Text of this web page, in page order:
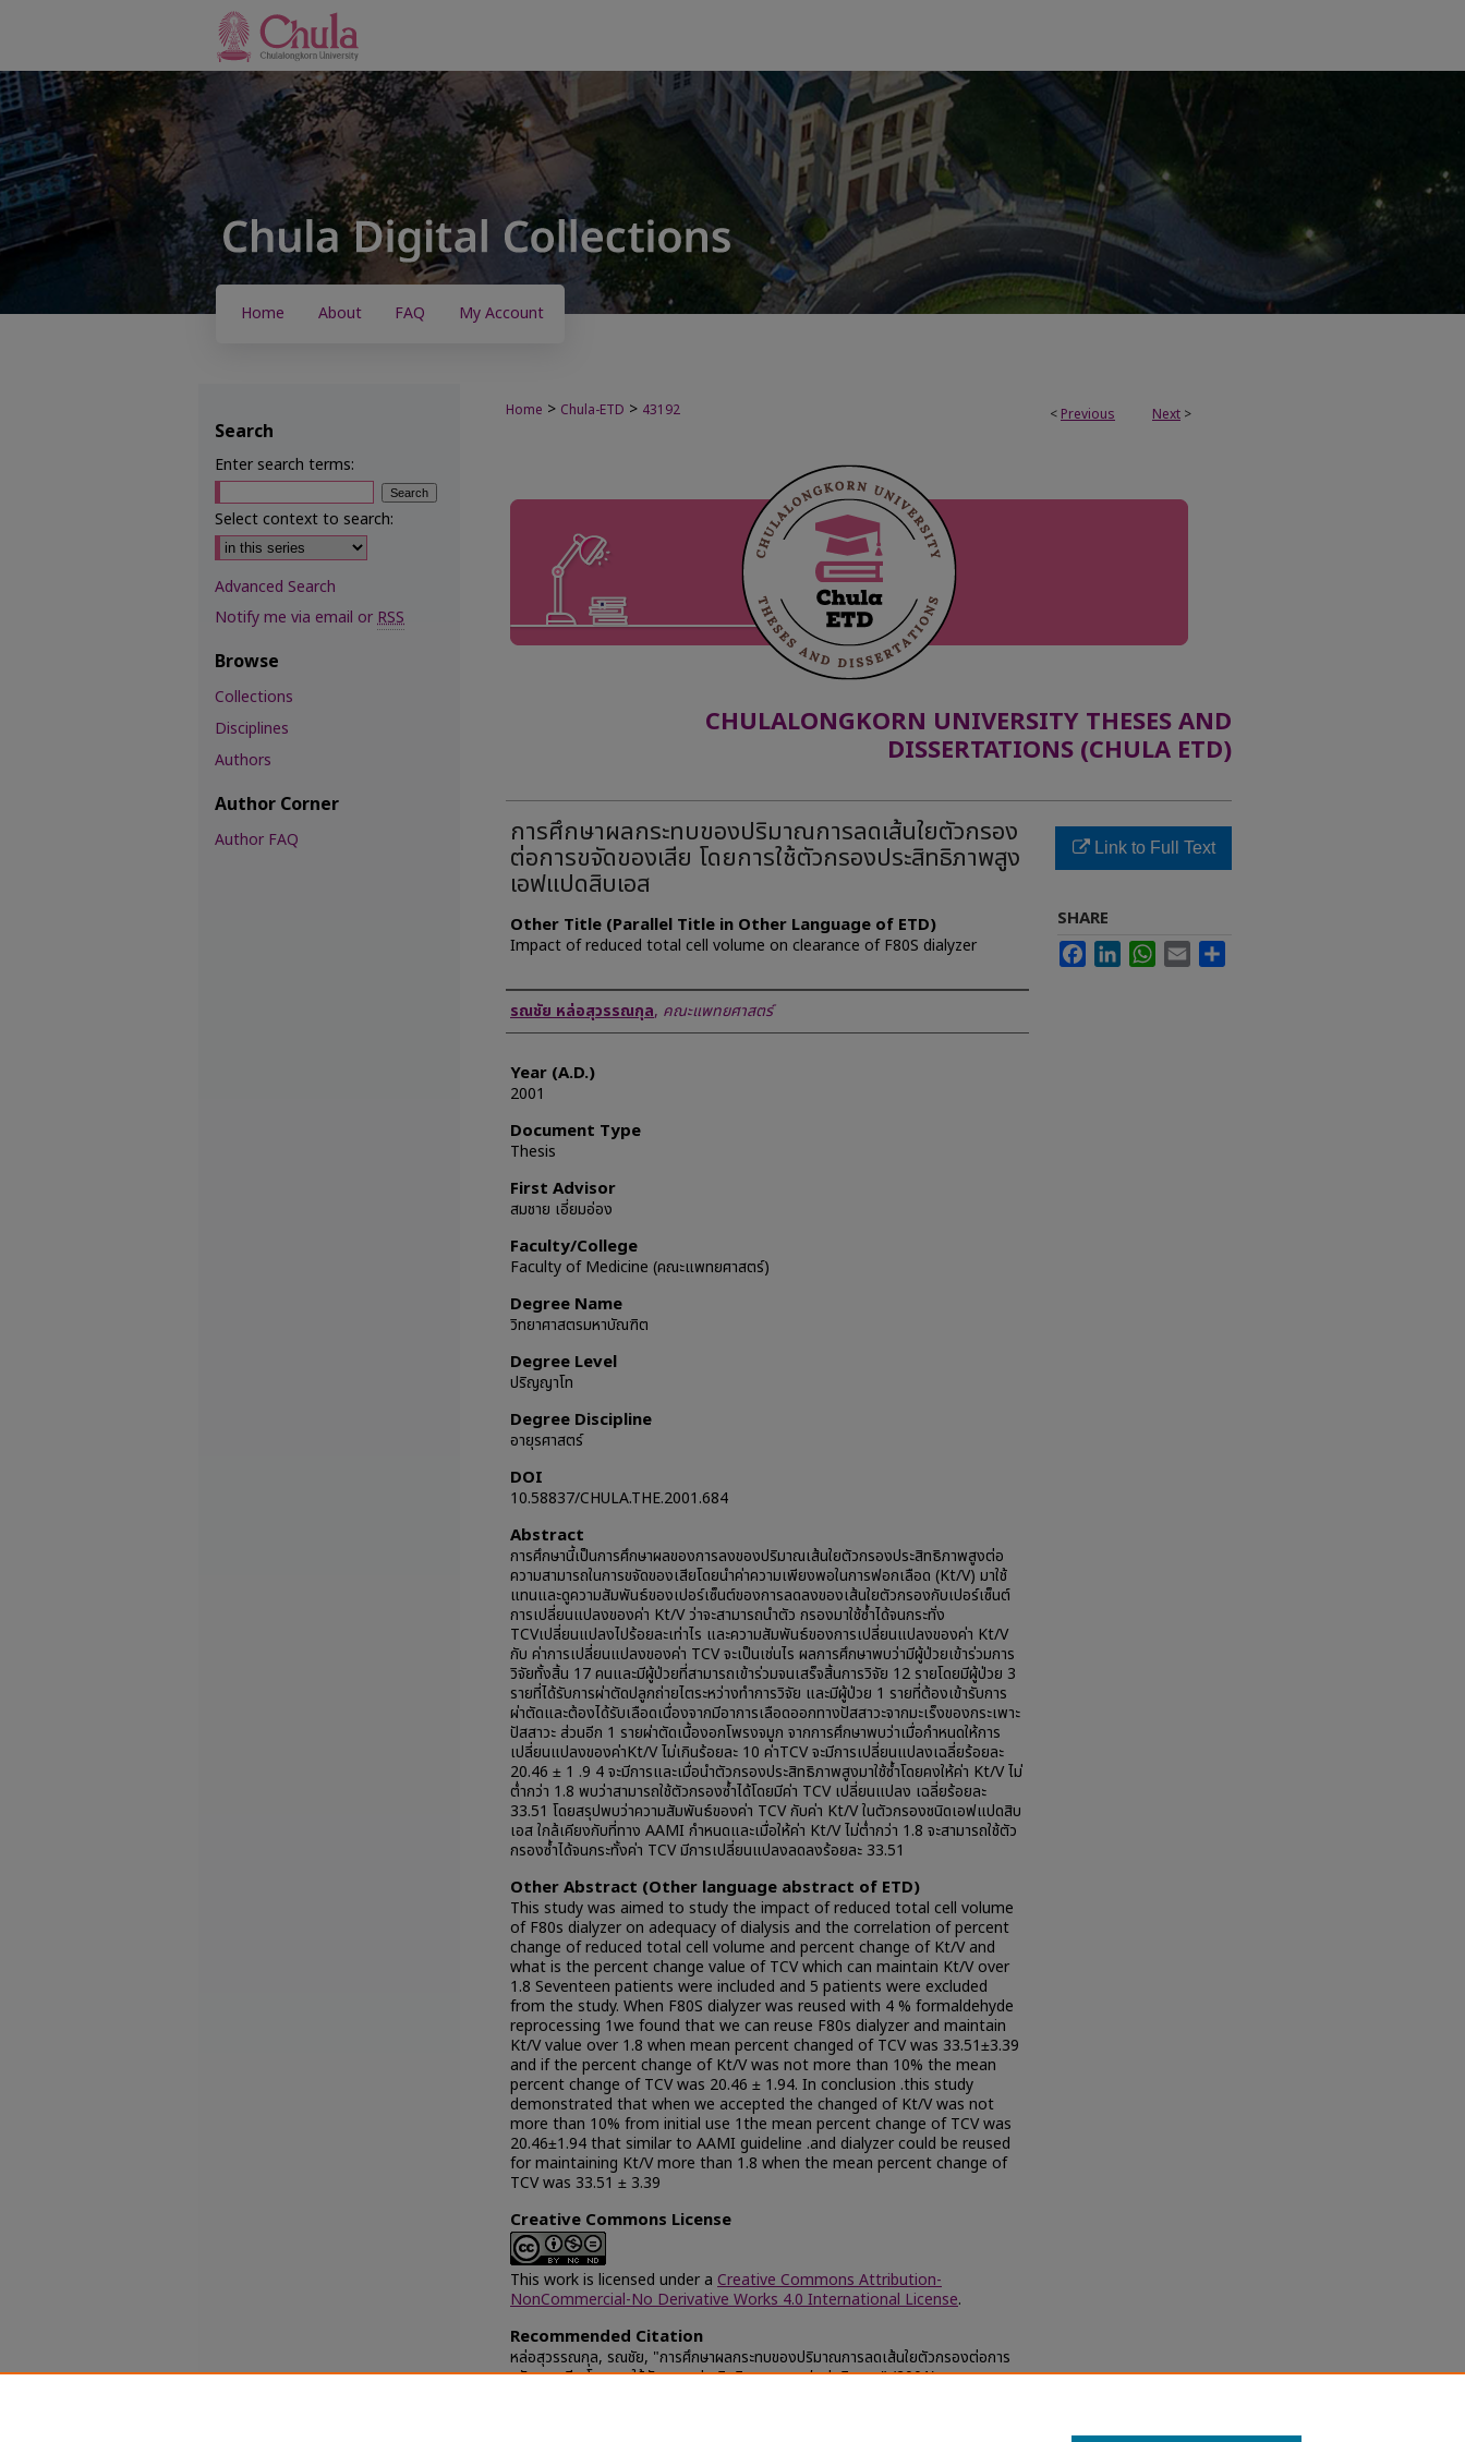
Home About FAQ My Account
< Previous Next >
Home > Chula-ETD > 43192
CHULALONGKORN UNIVERSITY THESES AND
DISSERTATIONS (CHULA ETD)
การศึกษาผลกระทบของปริมาณการลดเส้นใยตัวกรอง
ต่อการขจัดของเสีย โดยการใช้ตัวกรองประสิทธิภาพสูง
เอฟแปดสิบเอส
Other Title (Parallel Title in Other Language of ETD)
Impact of reduced total cell volume on clearance of F80S dialyzer
Author
รณชัย หล่อสุวรรณกุล, คณะแพทยศาสตร์
Year (A.D.)
2001
Document Type
Thesis
First Advisor
สมชาย เอี่ยมอ่อง
Faculty/College
Faculty of Medicine (คณะแพทยศาสตร์)
Degree Name
วิทยาศาสตรมหาบัณฑิต
Degree Level
ปริญญาโท
Degree Discipline
อายุรศาสตร์
DOI
10.58837/CHULA.THE.2001.684
Abstract
การศึกษานี้เป็นการศึกษาผลของการลงของปริมาณเส้นใยตัวกรองประสิทธิภาพสูงต่อ
ความสามารถในการขจัดของเสียโดยนำค่าความเพียงพอในการฟอกเลือด (Kt/V) มาใช้
แทนและดูความสัมพันธ์ของเปอร์เซ็นต์ของการลดลงของเส้นใยตัวกรองกับเปอร์เซ็นต์
การเปลี่ยนแปลงของค่า Kt/V ว่าจะสามารถนำตัว กรองมาใช้ซ้ำได้จนกระทั่ง
TCVเปลี่ยนแปลงไปร้อยละเท่าไร และความสัมพันธ์ของการเปลี่ยนแปลงของค่า Kt/V
กับ ค่าการเปลี่ยนแปลงของค่า TCV จะเป็นเช่นไร ผลการศึกษาพบว่ามีผู้ป่วยเข้าร่วมการ
วิจัยทั้งสิ้น 17 คนและมีผู้ป่วยที่สามารถเข้าร่วมจนเสร็จสิ้นการวิจัย 12 รายโดยมีผู้ป่วย 3
รายที่ได้รับการผ่าตัดปลูกถ่ายไตระหว่างทำการวิจัย และมีผู้ป่วย 1 รายที่ต้องเข้ารับการ
ผ่าตัดและต้องได้รับเลือดเนื่องจากมีอาการเลือดออกทางปัสสาวะจากมะเร็งของกระเพาะ
ปัสสาวะ ส่วนอีก 1 รายผ่าตัดเนื้องอกโพรงจมูก จากการศึกษาพบว่าเมื่อกำหนดให้การ
เปลี่ยนแปลงของค่าKt/V ไม่เกินร้อยละ 10 ค่าTCV จะมีการเปลี่ยนแปลงเฉลี่ยร้อยละ
20.46 ± 1 .9 4 จะมีการและเมื่อนำตัวกรองประสิทธิภาพสูงมาใช้ซํ้าโดยคงให้ค่า Kt/V ไม่
ตํ่ากว่า 1.8 พบว่าสามารถใช้ตัวกรองซํ้าได้โดยมีค่า TCV เปลี่ยนแปลง เฉลี่ยร้อยละ
33.51 โดยสรุปพบว่าความสัมพันธ์ของค่า TCV กับค่า Kt/V ในตัวกรองชนิดเอฟแปดสิบ
เอส ใกล้เคียงกับที่ทาง AAMI กำหนดและเมื่อให้ค่า Kt/V ไม่ต่ำกว่า 1.8 จะสามารถใช้ตัว
กรองซ้ำได้จนกระทั้งค่า TCV มีการเปลี่ยนแปลงลดลงร้อยละ 33.51
Other Abstract (Other language abstract of ETD)
This study was aimed to study the impact of reduced total cell volume
of F80s dialyzer on adequacy of dialysis and the correlation of percent
change of reduced total cell volume and percent change of Kt/V and
what is the percent change value of TCV which can maintain Kt/V over
1.8 Seventeen patients were included and 5 patients were excluded
from the study. When F80S dialyzer was reused with 4 % formaldehyde
reprocessing 1we found that we can reuse F80s dialyzer and maintain
Kt/V value over 1.8 when mean percent changed of TCV was 33.51±3.39
and if the percent change of Kt/V was not more than 10% the mean
percent change of TCV was 20.46 ± 1.94. In conclusion .this study
demonstrated that when we accepted the changed of Kt/V was not
more than 10% from initial use 1the mean percent change of TCV was
20.46±1.94 that similar to AAMI guideline .and dialyzer could be reused
for maintaining Kt/V more than 1.8 when the mean percent change of
TCV was 33.51 ± 3.39
Creative Commons License
This work is licensed under a Creative Commons Attribution-
NonCommercial-No Derivative Works 4.0 International License.
Recommended Citation
หล่อสุวรรณกุล, รณชัย, "การศึกษาผลกระทบของปริมาณการลดเส้นใยตัวกรองต่อการ
ขจัดของเสีย โดยการใช้ตัวกรองประสิทธิภาพสูงเอฟแปดสิบเอส" (2001).
Link to Full Text
SHARE
FacebookLinkedInWhatsApp
Email
Search
Enter search terms:
Select context to search:
Advanced Search
Notify me via email orRSS
Browse
Collections
Disciplines
Authors
Author Corner
Author FAQ